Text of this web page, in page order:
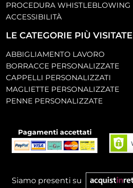
PROCEDURA WHISTLEBLOWING
ACCESSIBILITÀ
LE CATEGORIE PIÙ VISITATE
ABBIGLIAMENTO LAVORO
BORRACCE PERSONALIZZATE
CAPPELLI PERSONALIZZATI
MAGLIETTE PERSONALIZZATE
PENNE PERSONALIZZATE
Pagamenti accettati
Siamo presenti su